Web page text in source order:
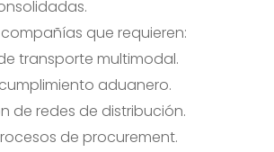
que requieren:
transporte multimodal.
aduanero.
de redes de distribución.
de procurement.